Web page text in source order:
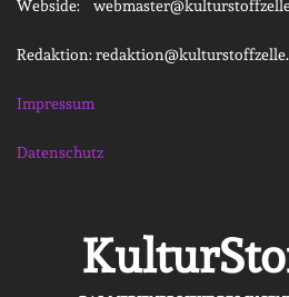
Webside:
Redaktion:
Impressum
Datenschutz